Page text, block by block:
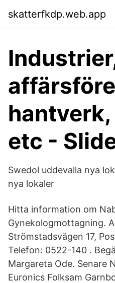
skatterfkdp.web.app
etc -
Swedol uddevalla nya
nya lokaler
Hitta information om
Gynekologmottagning.
Strömstadsvägen 17,
Telefon: 0522-140 .
Margareta Ode. Senare
Euronics Folksam